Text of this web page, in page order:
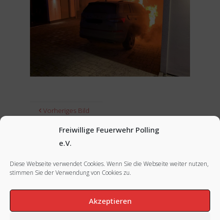
Freiwillige Feuerwehr Polling
e.V.
Diese Webseite verwendet Cookies. Wenn Sie die Webseite weiter nutzen,
stimmen Sie der Verwendung von Cookies zu.
Akzeptieren
Vorheriges Bild
Nächstes Bild